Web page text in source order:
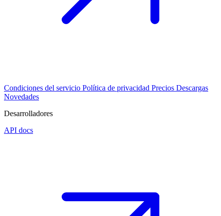
Condiciones del servicio Política de privacidad Precios Descargas
Novedades
Desarrolladores
API docs